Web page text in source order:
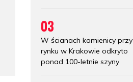
03
W ścianach kamienicy przy
rynku w Krakowie odkryto
ponad 100-letnie szyny